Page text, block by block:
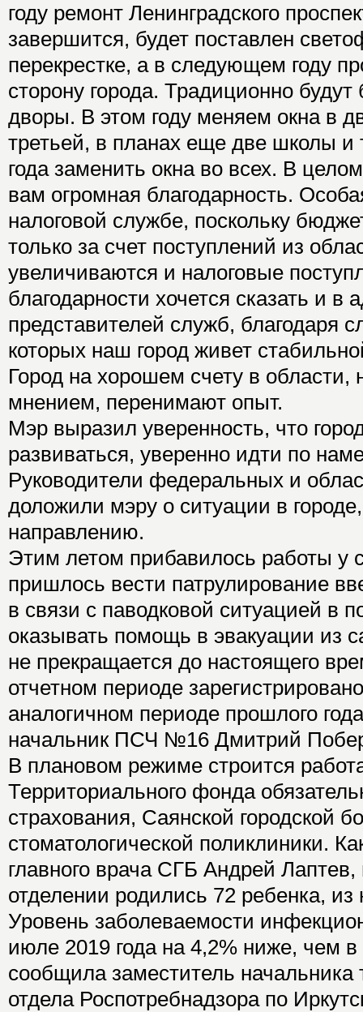
году ремонт Ленинградского
завершится, будет поставлен
перекрестке, а в следующем году
сторону города. Традиционно будут
дворы. В этом году меняем окна в
третьей, в планах еще две школы и
года заменить окна во всех. В
вам огромная благодарность.
налоговой службе, поскольку
только за счет поступлений из
увеличиваются и налоговые
благодарности хочется сказать и
представителей служб, благодаря
которых наш город живет
Город на хорошем счету в области,
мнением, перенимают опыт.
Мэр выразил уверенность, что
развиваться, уверенно идти по
Руководители федеральных и
доложили мэру о ситуации в
направлению.
Этим летом прибавилось работы у
пришлось вести патрулирование
в связи с паводковой ситуацией в
оказывать помощь в эвакуации из
не прекращается до настоящего
отчетном периоде
аналогичном периоде прошлого
начальник ПСЧ №16 Дмитрий
В плановом режиме строится
Территориального фонда
страхования, Саянской городской
стоматологической поликлиники.
главного врача СГБ Андрей
отделении родились 72 ребенка,
Уровень заболеваемости
июле 2019 года на 4,2% ниже, чем
сообщила заместитель начальника
отдела Роспотребнадзора по